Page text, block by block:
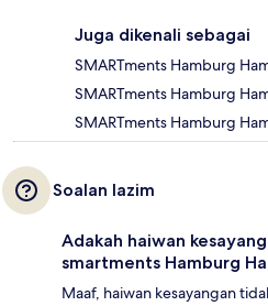
Juga dikenali sebagai
SMARTments Hamburg
SMARTments Hamburg
SMARTments Hamburg
Soalan lazim
Adakah haiwan
smartments Hamburg
Maaf, haiwan kesayangan